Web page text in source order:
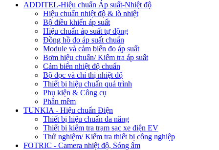
ADDITEL-Hiệu chuẩn Áp suất-Nhiệt độ
Hiệu chuẩn nhiệt độ & lò nhiệt
Bộ điều khiển áp suất
Hiệu chuẩn áp suất tự động
Đồng hồ đo áp suất chuẩn
Module và cảm biến đo áp suất
Bơm hiệu chuẩn/ Kiểm tra áp suất
Cảm biến nhiệt độ chuẩn
Bộ đọc và chỉ thị nhiệt độ
Thiết bị hiệu chuẩn quá trình
Phụ kiện & Công cụ
Phần mềm
TUNKIA - Hiệu chuẩn Điện
Thiết bị hiệu chuẩn đa năng
Thiết bị kiểm tra trạm sạc xe điện EV
Thử nghiệm/ Kiểm tra thiết bị công nghiệp
FOTRIC - Camera nhiệt độ, Sóng âm